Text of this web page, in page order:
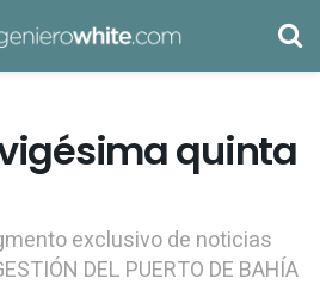
vigésima quinta
exclusivo de noticias
DEL PUERTO DE BAHÍA